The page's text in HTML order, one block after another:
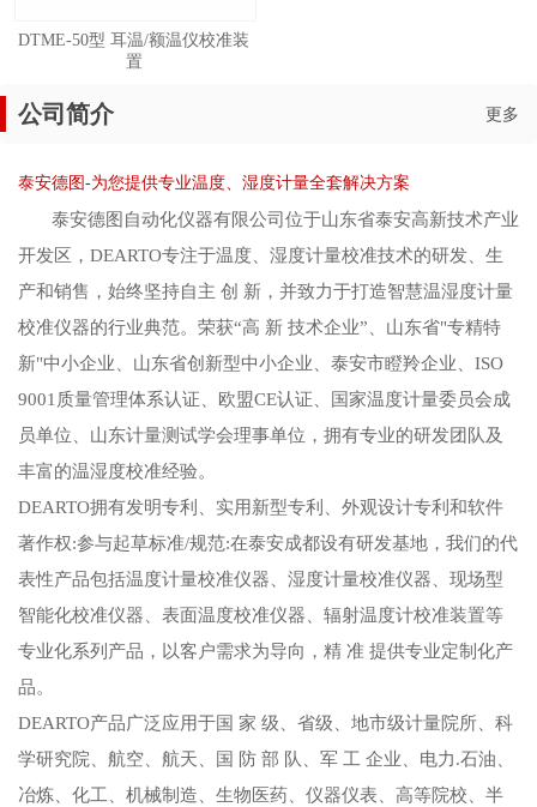
DTME-50型 耳温/额温仪校准装
置
公司简介 更多
泰安德图-为您提供专业温度、湿度计量全套解决方案
泰安德图自动化仪器有限公司位于山东省泰安高新技术产业
开发区，DEARTO专注于温度、湿度计量校准技术的研发、生
产和销售，始终坚持自主 创 新，并致力于打造智慧温湿度计量
校准仪器的行业典范。荣获“高 新 技术企业”、山东省"专精特
新"中小企业、山东省创新型中小企业、泰安市瞪羚企业、ISO
9001质量管理体系认证、欧盟CE认证、国家温度计量委员会成
员单位、山东计量测试学会理事单位，拥有专业的研发团队及
丰富的温湿度校准经验。
DEARTO拥有发明专利、实用新型专利、外观设计专利和软件
著作权:参与起草标准/规范:在泰安成都设有研发基地，我们的代
表性产品包括温度计量校准仪器、湿度计量校准仪器、现场型
智能化校准仪器、表面温度校准仪器、辐射温度计校准装置等
专业化系列产品，以客户需求为导向，精 准 提供专业定制化产
品。
DEARTO产品广泛应用于国 家 级、省级、地市级计量院所、科
学研究院、航空、航天、国 防 部 队、军 工 企业、电力.石油、
冶炼、化工、机械制造、生物医药、仪器仪表、高等院校、半